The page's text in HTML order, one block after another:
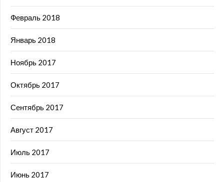
Февраль 2018
Январь 2018
Ноябрь 2017
Октябрь 2017
Сентябрь 2017
Август 2017
Июль 2017
Июнь 2017